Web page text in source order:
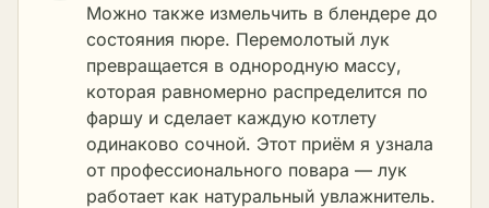
Можно также измельчить в блендере до
состояния пюре. Перемолотый лук
превращается в однородную массу,
которая равномерно распределится по
фаршу и сделает каждую котлету
одинаково сочной. Этот приём я узнала
от профессионального повара — лук
работает как натуральный увлажнитель.